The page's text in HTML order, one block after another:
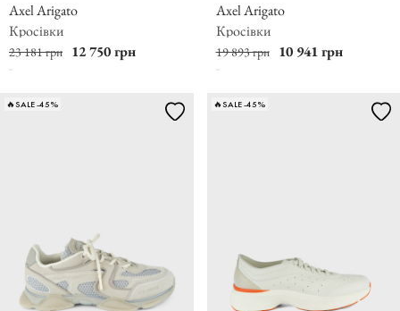
Axel Arigato
Кросівки
23 181 грн 12 750 грн
Axel Arigato
Кросівки
19 893 грн 10 941 грн
🔥SALE -45% 🔥SALE -45%